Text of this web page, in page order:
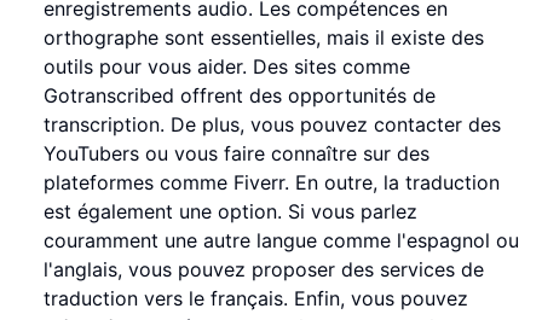
enregistrements audio. Les compétences en
orthographe sont essentielles, mais il existe des
outils pour vous aider. Des sites comme
Gotranscribed offrent des opportunités de
transcription. De plus, vous pouvez contacter des
YouTubers ou vous faire connaître sur des
plateformes comme Fiverr. En outre, la traduction
est également une option. Si vous parlez
couramment une autre langue comme l'espagnol ou
l'anglais, vous pouvez proposer des services de
traduction vers le français. Enfin, vous pouvez